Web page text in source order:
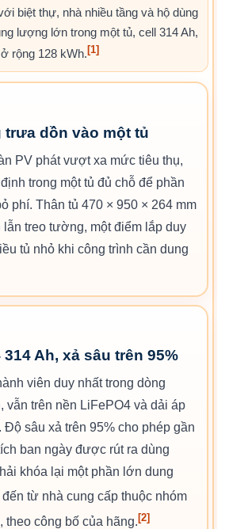
biệt thự, nhà nhiều tầng và hộ dùng
lượng lớn trong một tủ, cell 314 Ah,
rộng 128 kWh. [1]
trưa dồn vào một tủ
PV phát vượt xa mức tiêu thụ,
trong một tủ đủ chỗ để phần
phí. Thân tủ 470 × 950 × 264 mm
lẫn treo tường, một điểm lắp duy
tủ nhỏ khi công trình cần dung
Ah, xả sâu trên 95%
viên duy nhất trong dòng
vẫn trên nền LiFePO4 và dải áp
Độ sâu xả trên 95% cho phép gần
ban ngày được rút ra dùng
khóa lại một phần lớn dung
từ nhà cung cấp thuộc nhóm
theo công bố của hãng.[2]